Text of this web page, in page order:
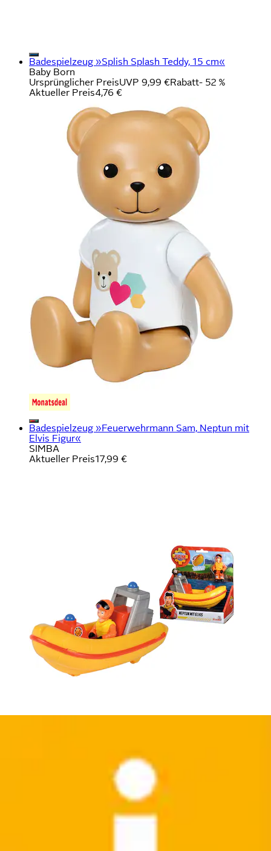
Badespielzeug »Splish Splash Teddy, 15 cm«
Baby Born
Ursprünglicher PreisUVP 9,99 €Rabatt- 52 %
Aktueller Preis4,76 €
Badespielzeug »Feuerwehrmann Sam, Neptun mit
Elvis Figur«
SIMBA
Aktueller Preis17,99 €
Badespielzeug »Badespaß Wassereffekt«
15,99 €